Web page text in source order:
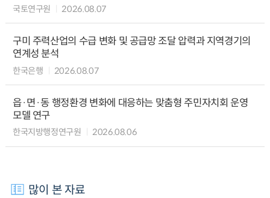
국토연구원 2026.08.07
구미 주력산업의 수급 변화 및 공급망 조달 압력과 지역경기의
연계성 분석
한국은행 2026.08.07
읍·면·동 행정환경 변화에 대응하는 맞춤형 주민자치회 운영
모델 연구
한국지방행정연구원 2026.08.06
많이 본 자료